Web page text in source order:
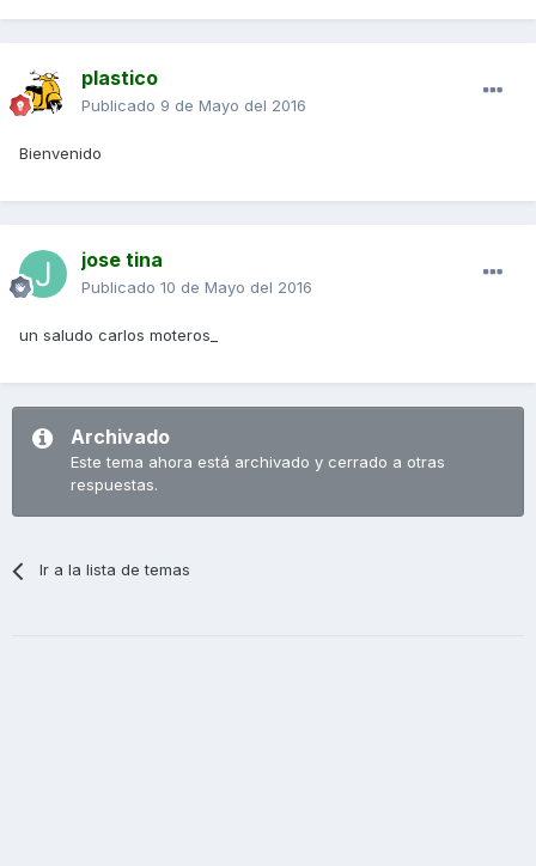
plastico
Publicado 9 de Mayo del 2016
Bienvenido
jose tina
Publicado 10 de Mayo del 2016
un saludo carlos moteros_
Archivado
Este tema ahora está archivado y cerrado a otras
respuestas.
Ir a la lista de temas